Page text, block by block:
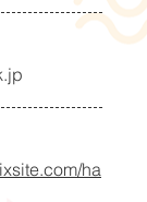
ha